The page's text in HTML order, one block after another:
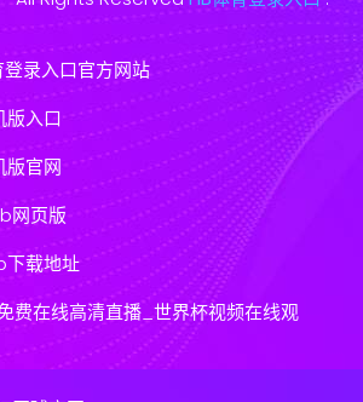
登录入口官方网站
版入口
版官网
网页版
下载地址
费在线高清直播_世界杯视频在线观